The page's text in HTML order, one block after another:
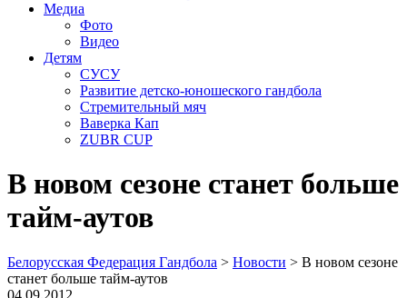
Медиа
Фото
Видео
Детям
СУСУ
Развитие детско-юношеского гандбола
Стремительный мяч
Ваверка Кап
ZUBR CUP
В новом сезоне станет больше
тайм-аутов
Белорусская Федерация Гандбола > Новости > В новом сезоне
станет больше тайм-аутов
04.09.2012